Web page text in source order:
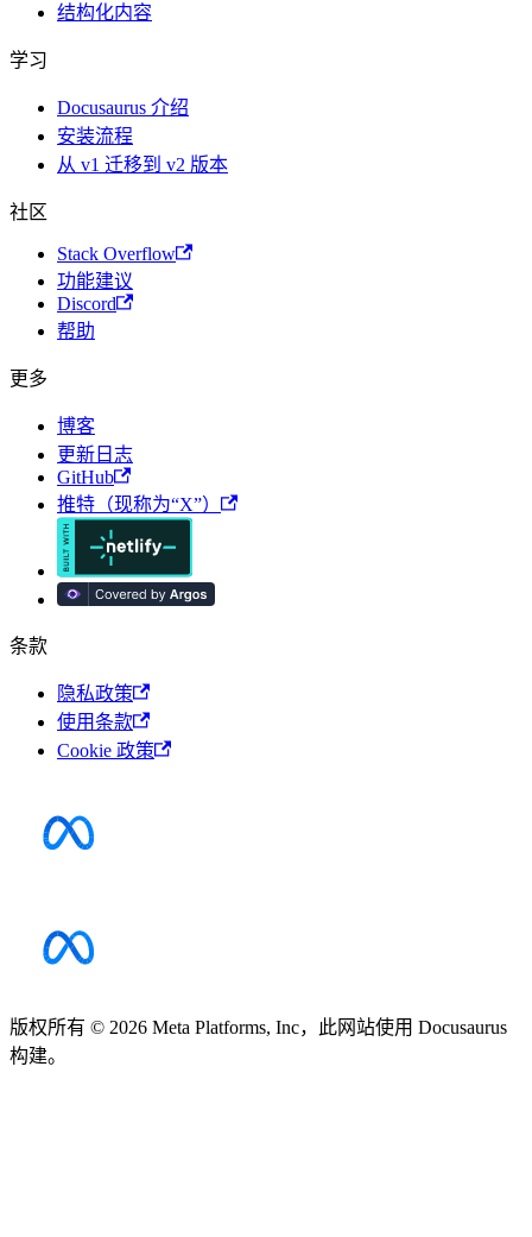
结构化内容
学习
Docusaurus 介绍
安装流程
从 v1 迁移到 v2 版本
社区
Stack Overflow
功能建议
Discord
帮助
更多
博客
更新日志
GitHub
推特（现称为“X”）
条款
隐私政策
使用条款
Cookie 政策
版权所有 © 2026 Meta Platforms, Inc，此网站使用 Docusaurus
构建。